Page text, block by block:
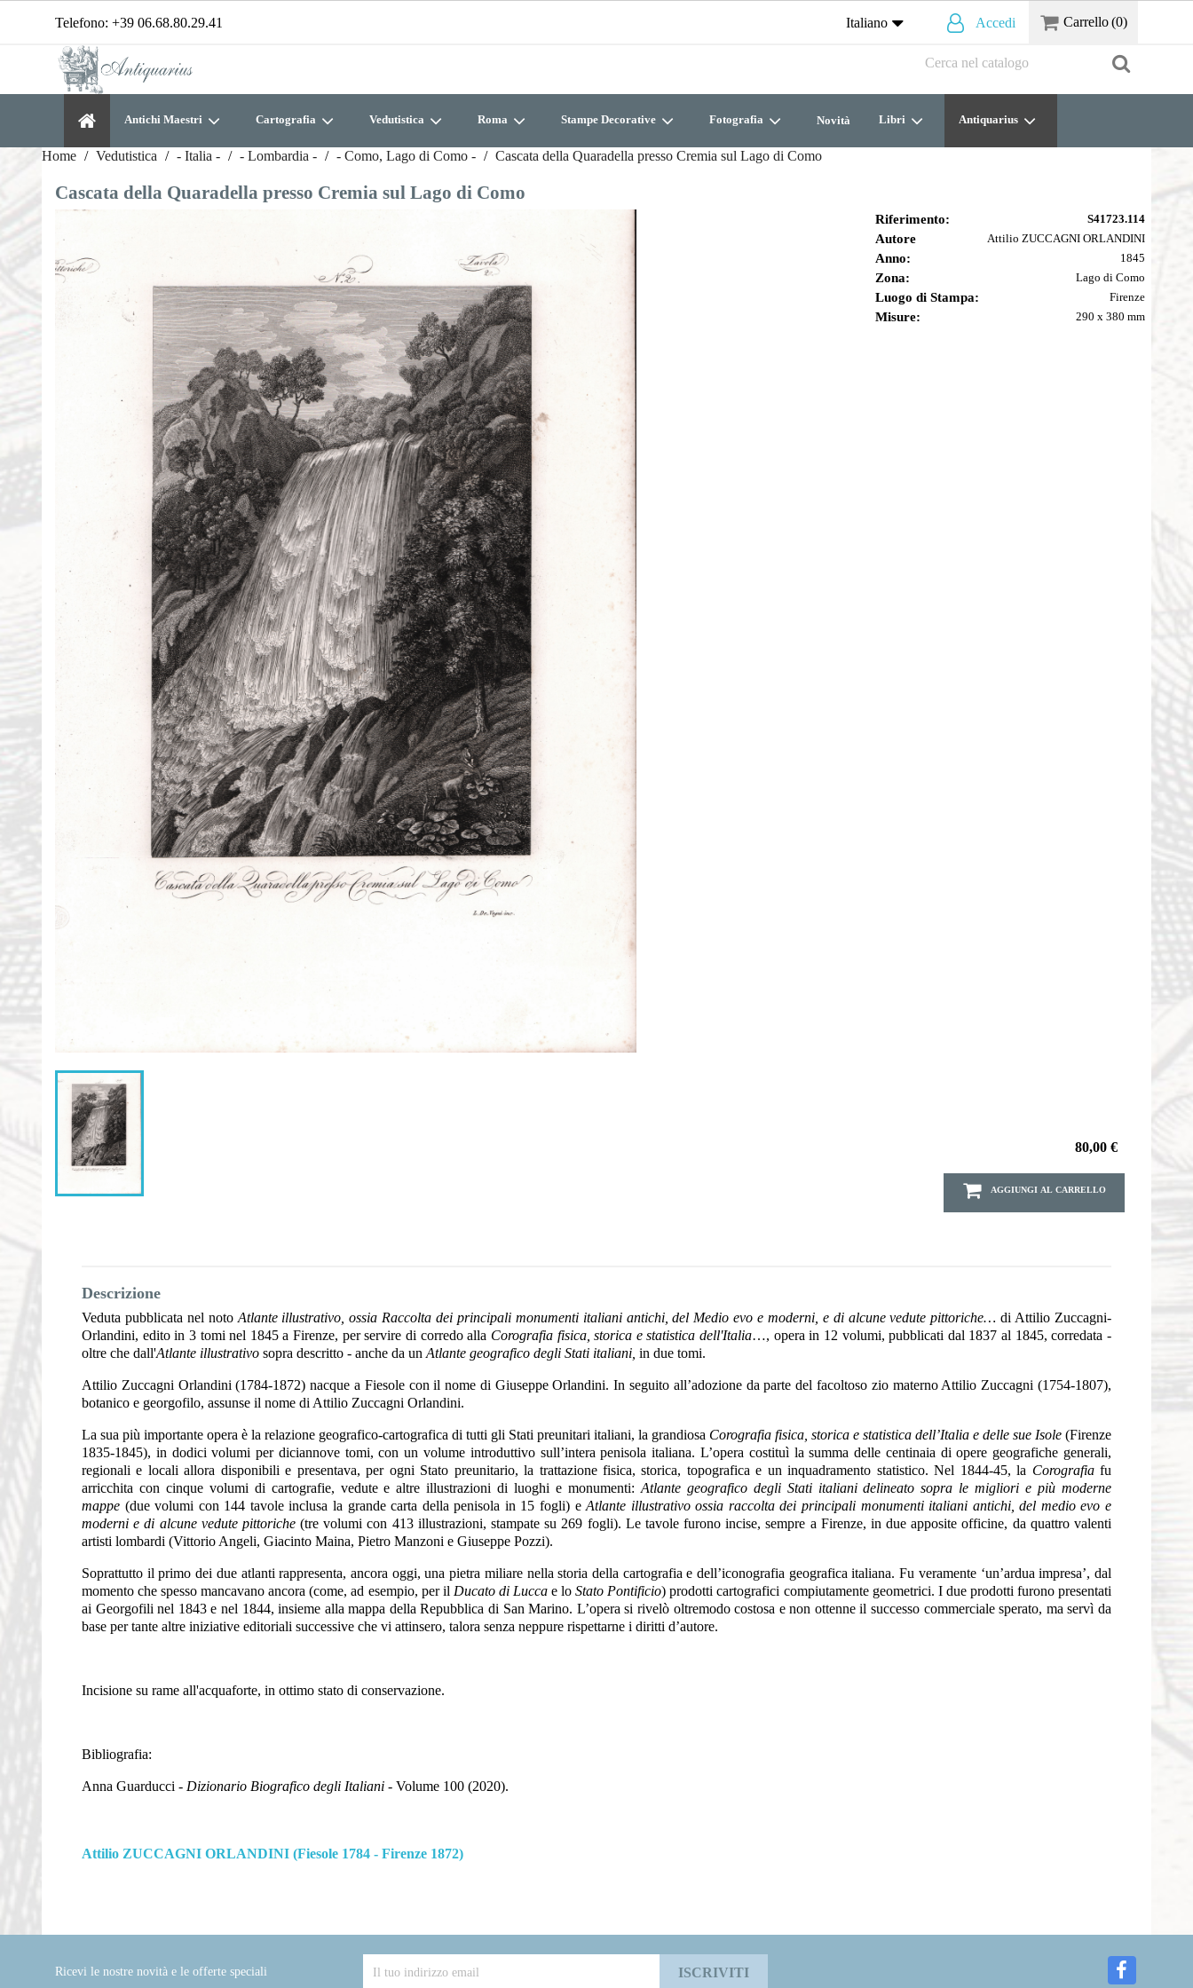
Telefono: +39 06.68.80.29.41 Italiano Accedi Carrello(0)
Antichi Maestri Cartografia Vedutistica Roma Stampe Decorative Fotografia Novità Libri Antiquarius
Home Vedutistica - Italia - - Lombardia - - Como, Lago di Como - Cascata della Quaradella presso Cremia sul Lago di Como
Cascata della Quaradella presso Cremia sul Lago di Como
Riferimento: S41723.114
Autore Attilio ZUCCAGNI ORLANDINI
Anno: 1845
Zona: Lago di Como
Luogo di Stampa: Firenze
Misure: 290 x 380 mm
80,00 €
AGGIUNGI AL CARRELLO
Descrizione
Veduta pubblicata nel notoAtlante illustrativo, ossia Raccolta dei principali monumenti italiani antichi, del Medio evo e moderni, e di alcune vedute pittoriche… di Attilio Zuccagni-
Orlandini, edito in 3 tomi nel 1845 a Firenze, per servire di corredo alla Corografia fisica, storica e statistica dell'Italia…, opera in 12 volumi, pubblicati dal 1837 al 1845, corredata -
oltre che dall'Atlante illustrativo sopra descritto - anche da unAtlante geografico degli Stati italiani, in due tomi.
Attilio Zuccagni Orlandini (1784-1872) nacque a Fiesole con il nome di Giuseppe Orlandini. In seguito all’adozione da parte del facoltoso zio materno Attilio Zuccagni (1754-1807),
botanico e georgofilo, assunse il nome di Attilio Zuccagni Orlandini.
La sua più importante opera è la relazione geografico-cartografica di tutti gli Stati preunitari italiani, la grandiosa Corografia fisica, storica e statistica dell’Italia e delle sue Isole (Firenze
1835-1845), in dodici volumi per diciannove tomi, con un volume introduttivo sull’intera penisola italiana. L’opera costituì la summa delle centinaia di opere geografiche generali,
regionali e locali allora disponibili e presentava, per ogni Stato preunitario, la trattazione fisica, storica, topografica e un inquadramento statistico. Nel 1844-45, la Corografiafu
arricchita con cinque volumi di cartografie, vedute e altre illustrazioni di luoghi e monumenti:Atlante geografico degli Stati italiani delineato sopra le migliori e più moderne
mappe (due volumi con 144 tavole inclusa la grande carta della penisola in 15 fogli) eAtlante illustrativo ossia raccolta dei principali monumenti italiani antichi, del medio evo e
moderni e di alcune vedute pittoriche(tre volumi con 413 illustrazioni, stampate su 269 fogli). Le tavole furono incise, sempre a Firenze, in due apposite officine, da quattro valenti
artisti lombardi (Vittorio Angeli, Giacinto Maina, Pietro Manzoni e Giuseppe Pozzi).
Soprattutto il primo dei due atlanti rappresenta, ancora oggi, una pietra miliare nella storia della cartografia e dell’iconografia geografica italiana. Fu veramente ‘un’ardua impresa’, dal
momento che spesso mancavano ancora (come, ad esempio, per il Ducato di Luccae loStato Pontificio) prodotti cartografici compiutamente geometrici. I due prodotti furono presentati
ai Georgofili nel 1843 e nel 1844, insieme alla mappa della Repubblica di San Marino. L’opera si rivelò oltremodo costosa e non ottenne il successo commerciale sperato, ma servì da
base per tante altre iniziative editoriali successive che vi attinsero, talora senza neppure rispettarne i diritti d’autore.
Incisione su rame all'acquaforte, in ottimo stato di conservazione.
Bibliografia:
Anna Guarducci - Dizionario Biografico degli Italiani - Volume 100 (2020).
Attilio ZUCCAGNI ORLANDINI (Fiesole 1784 - Firenze 1872)
Ricevi le nostre novità e le offerte speciali